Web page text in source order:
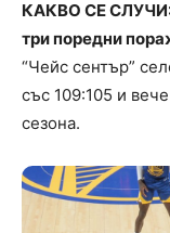
КАКВО СЕ СЛУЧИ:
три поредни
“Чейс сентър”
със 109:105 и
сезона.